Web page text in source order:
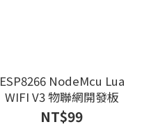
ESP8266 NodeMcu Lua
WIFI V3 物聯網開發板
NT$99